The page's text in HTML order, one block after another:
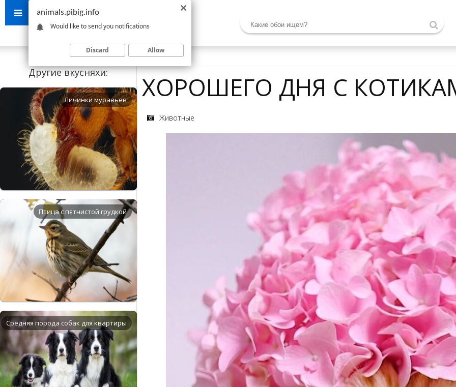
Другие вкусняхи:
Личинки муравьев
Птица с пятнистой грудкой
Средняя порода собак для квартиры
ХОРОШЕГО ДНЯ С
Животные
animals.pibig.info
Would like to send you notifications
Discard Allow